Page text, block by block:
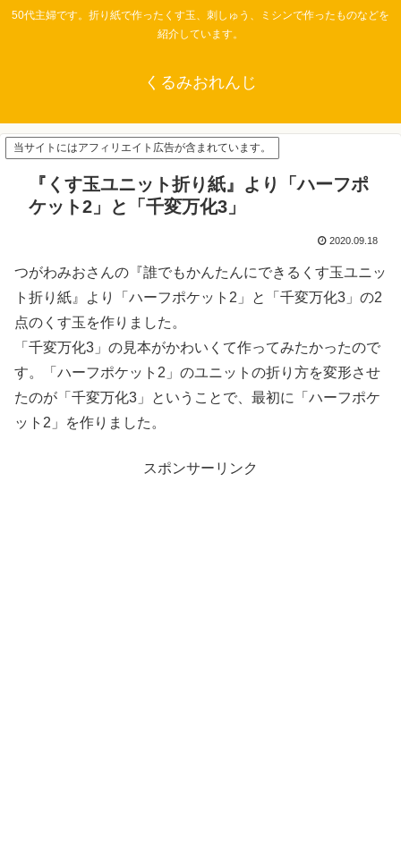
50代主婦です。折り紙で作ったくす玉、刺しゅう、ミシンで作ったものなどを
紹介しています。
くるみおれんじ
当サイトにはアフィリエイト広告が含まれています。
『くす玉ユニット折り紙』より「ハーフポ
ケット2」と「千変万化3」
2020.09.18
つがわみおさんの『誰でもかんたんにできるくす玉ユニッ
ト折り紙』より「ハーフポケット2」と「千変万化3」の2
点のくす玉を作りました。
「千変万化3」の見本がかわいくて作ってみたかったので
す。「ハーフポケット2」のユニットの折り方を変形させ
たのが「千変万化3」ということで、最初に「ハーフポケ
ット2」を作りました。
スポンサーリンク